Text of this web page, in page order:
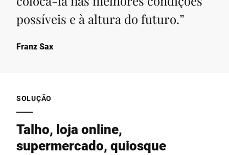
possíveis e à altura do futuro.”
Franz Sax
SOLUÇÃO
Talho, loja online,
supermercado, quiosque